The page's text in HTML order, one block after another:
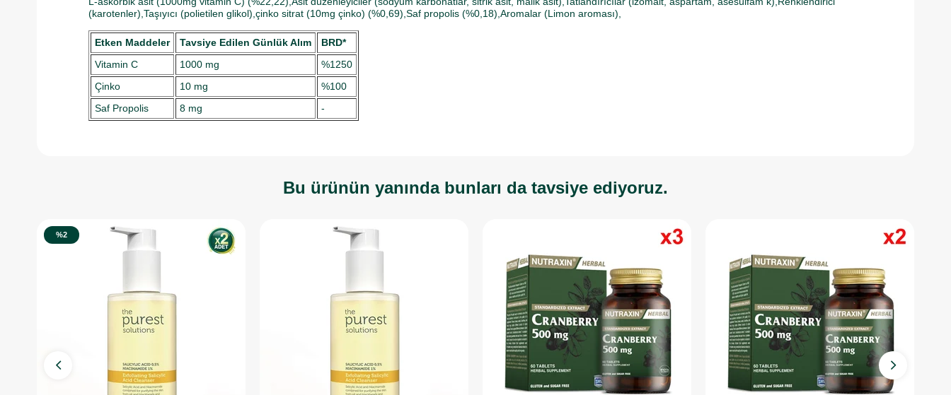
(karotenler),Taşıyıcı (polietilen glikol),çinko sitrat (10mg çinko) (%0,69),Saf propolis (%0,18),Aromalar (Limon aroması),
Etken Maddeler Tavsiye Edilen Günlük Alım
BRD*
Vitamin C
1000 mg
%1250
Çinko
10 mg
%100
Saf Propolis
8 mg -
Bu ürünün yanında bunları da tavsiye ediyoruz.
%2